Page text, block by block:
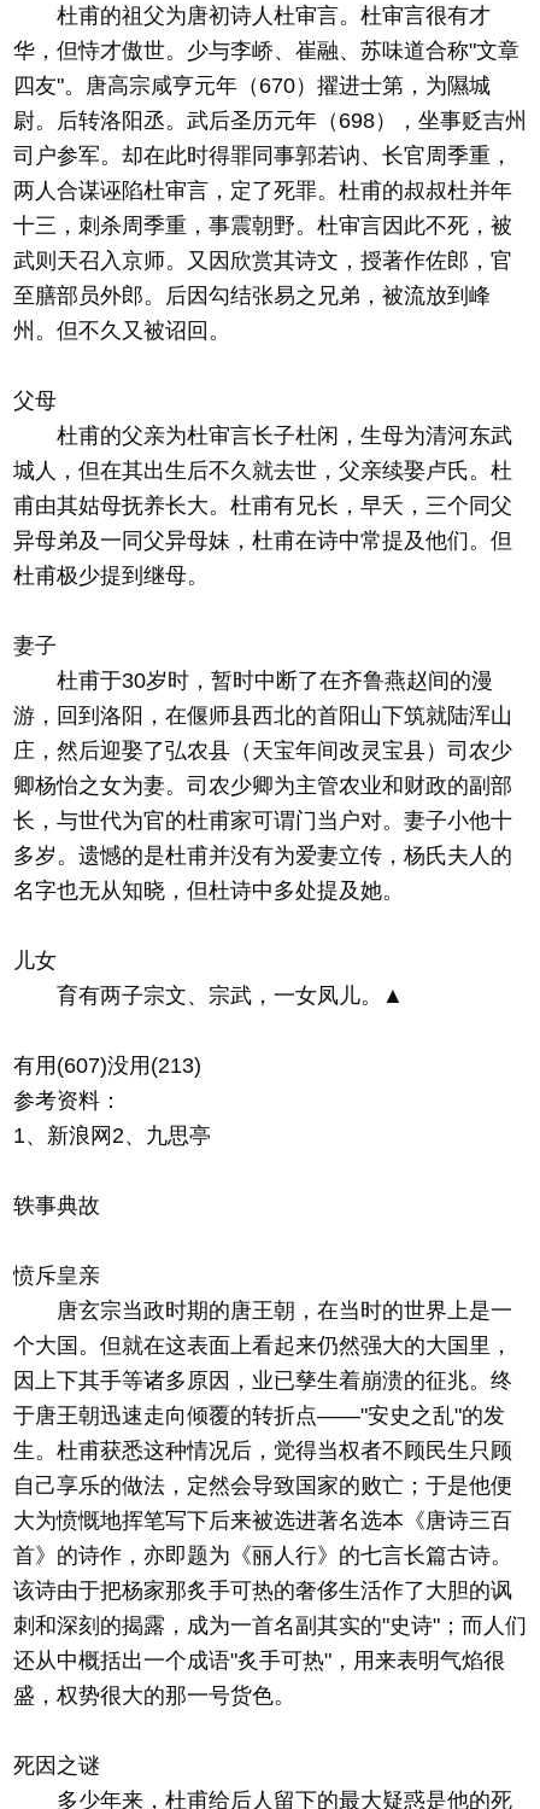
杜甫的祖父为唐初诗人杜审言。杜审言很有才
华，但恃才傲世。少与李峤、崔融、苏味道合称"文章
四友"。唐高宗咸亨元年（670）擢进士第，为隰城
尉。后转洛阳丞。武后圣历元年（698），坐事贬吉州
司户参军。却在此时得罪同事郭若讷、长官周季重，
两人合谋诬陷杜审言，定了死罪。杜甫的叔叔杜并年
十三，刺杀周季重，事震朝野。杜审言因此不死，被
武则天召入京师。又因欣赏其诗文，授著作佐郎，官
至膳部员外郎。后因勾结张易之兄弟，被流放到峰
州。但不久又被诏回。
父母
杜甫的父亲为杜审言长子杜闲，生母为清河东武
城人，但在其出生后不久就去世，父亲续娶卢氏。杜
甫由其姑母抚养长大。杜甫有兄长，早夭，三个同父
异母弟及一同父异母妹，杜甫在诗中常提及他们。但
杜甫极少提到继母。
妻子
杜甫于30岁时，暂时中断了在齐鲁燕赵间的漫
游，回到洛阳，在偃师县西北的首阳山下筑就陆浑山
庄，然后迎娶了弘农县（天宝年间改灵宝县）司农少
卿杨怡之女为妻。司农少卿为主管农业和财政的副部
长，与世代为官的杜甫家可谓门当户对。妻子小他十
多岁。遗憾的是杜甫并没有为爱妻立传，杨氏夫人的
名字也无从知晓，但杜诗中多处提及她。
儿女
育有两子宗文、宗武，一女凤儿。▲
有用(607)没用(213)
参考资料：
1、新浪网2、九思亭
轶事典故
愤斥皇亲
唐玄宗当政时期的唐王朝，在当时的世界上是一
个大国。但就在这表面上看起来仍然强大的大国里，
因上下其手等诸多原因，业已孳生着崩溃的征兆。终
于唐王朝迅速走向倾覆的转折点——"安史之乱"的发
生。杜甫获悉这种情况后，觉得当权者不顾民生只顾
自己享乐的做法，定然会导致国家的败亡；于是他便
大为愤慨地挥笔写下后来被选进著名选本《唐诗三百
首》的诗作，亦即题为《丽人行》的七言长篇古诗。
该诗由于把杨家那炙手可热的奢侈生活作了大胆的讽
刺和深刻的揭露，成为一首名副其实的"史诗"；而人们
还从中概括出一个成语"炙手可热"，用来表明气焰很
盛，权势很大的那一号货色。
死因之谜
多少年来，杜甫给后人留下的最大疑惑是他的死